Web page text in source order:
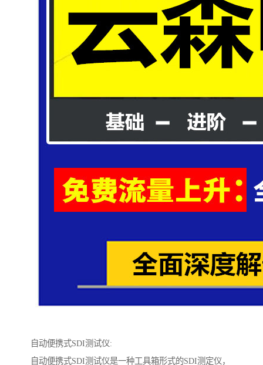
自动便携式SDI测试仪:
自动便携式SDI测试仪是一种工具箱形式的SDI测定仪，